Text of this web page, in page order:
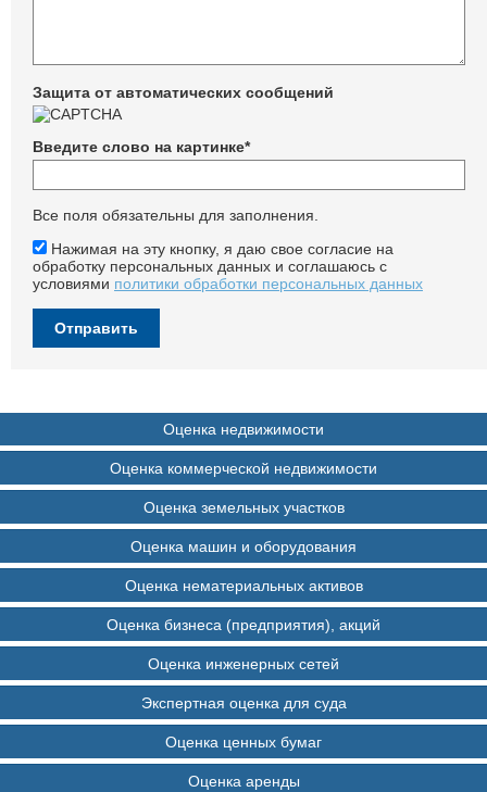
Оценка недвижимости
Оценка коммерческой недвижимости
Оценка земельных участков
Оценка машин и оборудования
Оценка нематериальных активов
Оценка бизнеса (предприятия), акций
Оценка инженерных сетей
Экспертная оценка для суда
Оценка ценных бумаг
Оценка аренды
Защита от автоматических сообщений
Введите слово на картинке*
Все поля обязательны для заполнения.
Нажимая на эту кнопку, я даю свое согласие на
обработку персональных данных и соглашаюсь с
условиями политики обработки персональных данных